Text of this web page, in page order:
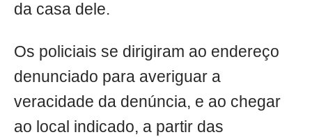
da casa dele.
Os policiais se dirigiram ao endereço
denunciado para averiguar a
veracidade da denúncia, e ao chegar
ao local indicado, a partir das